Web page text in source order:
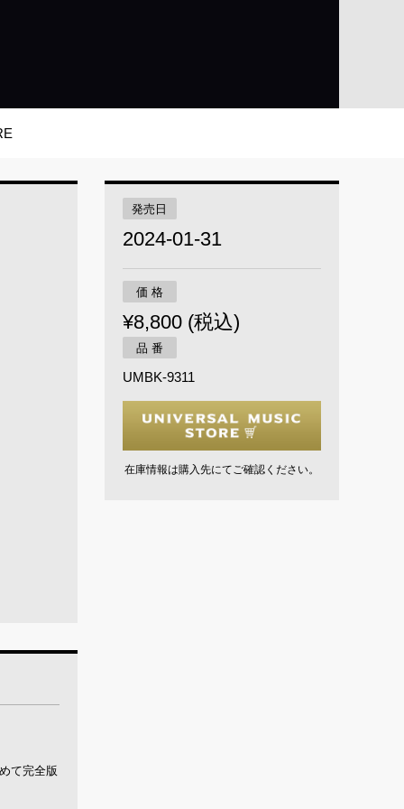
て完全版
発売日
2024-01-31
価 格
¥8,800 (税込)
品 番
UMBK-9311
在庫情報は購入先にてご確認ください。